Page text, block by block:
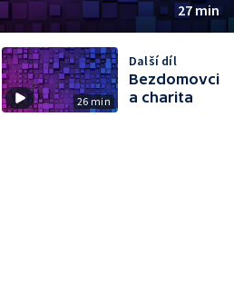
27 min
26 min
Další díl
Bezdomovci
a charita